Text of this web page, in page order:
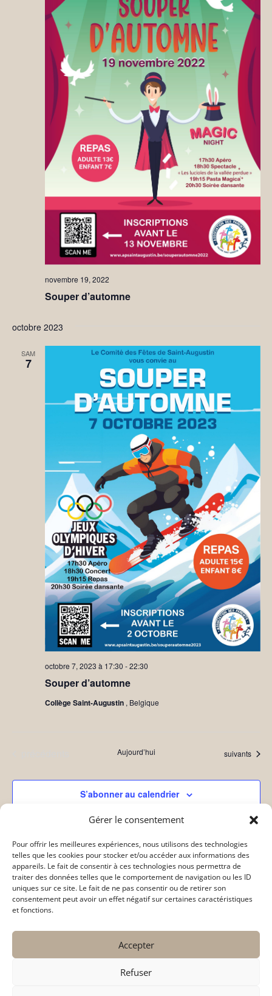
Gérer le consentement
Pour offrir les meilleures expériences, nous utilisons des technologies
telles que les cookies pour stocker et/ou accéder aux informations des
appareils. Le fait de consentir à ces technologies nous permettra de
traiter des données telles que le comportement de navigation ou les ID
uniques sur ce site. Le fait de ne pas consentir ou de retirer son
consentement peut avoir un effet négatif sur certaines caractéristiques
et fonctions.
Accepter
Refuser
Souper d’automne
novembre 19, 2022
octobre 2023
SAM
7
Souper d’automne
octobre 7, 2023 à 17:30 -22:30
Collège Saint-Augustin , Belgique
Aujourd’hui Évènements
suivants
S’abonner au calendrier
Copyright © 2026Collège Saint-Augustin. Tous droits
réservés.
Politique de confidentialité